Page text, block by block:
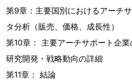
第9章：主要国別におけるアーチ
タ分析（販売、価格、成長性）
第10章： 主要アーチサポート企業
研究開発・戦略動向の詳細
第11章： 結論